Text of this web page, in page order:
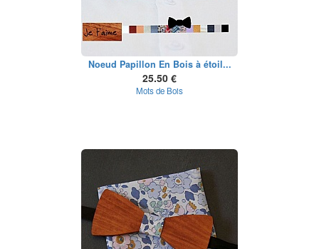
Noeud Papillon En Bois à étoil...
25.50 €
Mots de Bois